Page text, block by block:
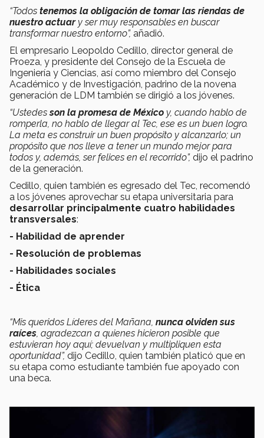
“Todos tenemos la obligación de tomar las riendas de
nuestro actuar y ser muy responsables en buscar
transformar nuestro entorno”, añadió.
El empresario Leopoldo Cedillo, director general de
Proeza, y presidente del Consejo de la Escuela de
Ingeniería y Ciencias, así como miembro del Consejo
Académico y de Investigación, padrino de la novena
generación de LDM también se dirigió a los jóvenes.
“Ustedesson la promesa de México y, cuando hablo de
romperla, no hablo de llegar al Tec, ese es un buen logro.
La meta es construir un buen propósito y alcanzarlo; un
propósito que nos lleve a tener un mundo mejor para
todos y, además, ser felices en el recorrido”, dijo el padrino
de la generación.
Cedillo, quien también es egresado del Tec, recomendó
a los jóvenes aprovechar su etapa universitaria para
desarrollar principalmente cuatro habilidades
transversales:
- Habilidad de aprender
- Resolución de problemas
- Habilidades sociales
- Ética
“Mis queridos Líderes del Mañana, nunca olviden sus
raíces , agradezcan a quienes hicieron posible que
estuvieran hoy aquí; devuelvan y multipliquen esta
oportunidad”, dijo Cedillo, quien también platicó que en
su etapa como estudiante también fue apoyado con
una beca.